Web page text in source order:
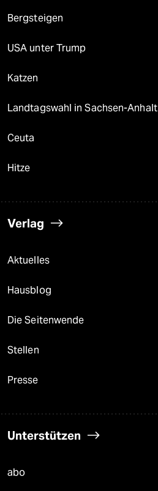
Bergsteigen
USA unter Trump
Katzen
Landtagswahl in Sachsen-Anhalt
Ceuta
Hitze
Verlag
Aktuelles
Hausblog
Die Seitenwende
Stellen
Presse
Unterstützen
abo